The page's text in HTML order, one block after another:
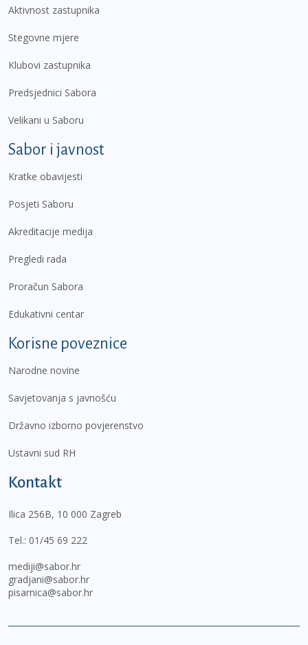
Aktivnost zastupnika
Stegovne mjere
Klubovi zastupnika
Predsjednici Sabora
Velikani u Saboru
Sabor i javnost
Kratke obavijesti
Posjeti Saboru
Akreditacije medija
Pregledi rada
Proračun Sabora
Edukativni centar
Korisne poveznice
Narodne novine
Savjetovanja s javnošću
Državno izborno povjerenstvo
Ustavni sud RH
Kontakt
Ilica 256B, 10 000 Zagreb
Tel.: 01/45 69 222
mediji@sabor.hr
gradjani@sabor.hr
pisarnica@sabor.hr